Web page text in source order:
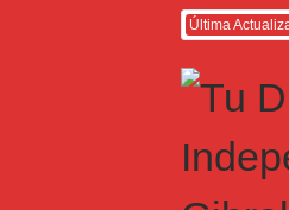
Última